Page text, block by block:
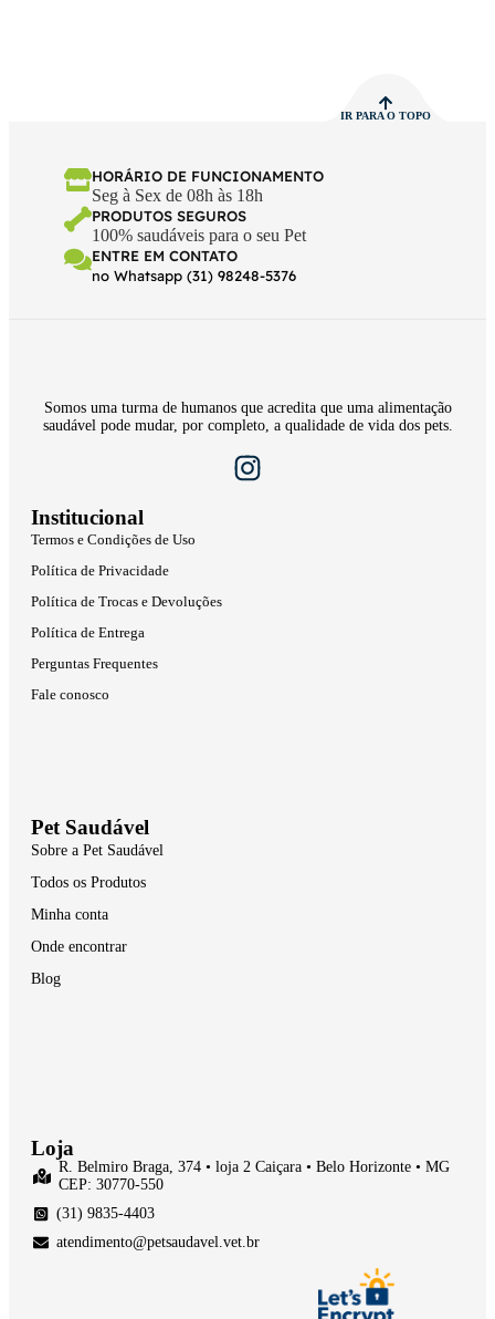
IR PARA O TOPO
HORÁRIO DE FUNCIONAMENTO
Seg à Sex de 08h às 18h
PRODUTOS SEGUROS
100% saudáveis para o seu Pet
ENTRE EM CONTATO
no Whatsapp (31) 98248-5376
Somos uma turma de humanos que acredita que uma alimentação
saudável pode mudar, por completo, a qualidade de vida dos pets.
Institucional
Termos e Condições de Uso
Política de Privacidade
Política de Trocas e Devoluções
Política de Entrega
Perguntas Frequentes
Fale conosco
Pet Saudável
Sobre a Pet Saudável
Todos os Produtos
Minha conta
Onde encontrar
Blog
Loja
R. Belmiro Braga, 374 • loja 2 Caiçara • Belo Horizonte • MG
CEP: 30770-550
(31) 9835-4403
atendimento@petsaudavel.vet.br